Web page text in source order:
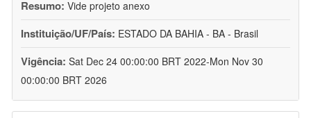
Resumo: Vide projeto anexo
Instituição/UF/País: ESTADO DA BAHIA - BA - Brasil
Vigência: Sat Dec 24 00:00:00 BRT 2022-Mon Nov 30
00:00:00 BRT 2026